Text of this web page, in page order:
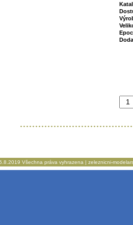
Všechna práva vyhrazena | zeleznicni-